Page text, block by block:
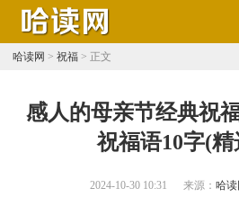
哈读网 > 祝福> 正文
感人的母亲节经典祝
祝福语10字(精
2024-10-30 10:31 来源： 哈读